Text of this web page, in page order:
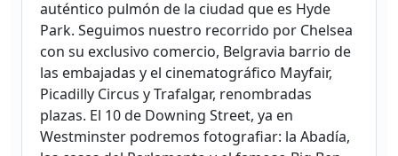
auténtico pulmón de la ciudad que es Hyde
Park. Seguimos nuestro recorrido por Chelsea
con su exclusivo comercio, Belgravia barrio de
las embajadas y el cinematográfico Mayfair,
Picadilly Circus y Trafalgar, renombradas
plazas. El 10 de Downing Street, ya en
Westminster podremos fotografiar: la Abadía,